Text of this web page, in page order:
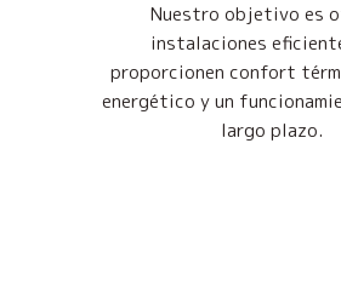
Nuestro objetivo es
instalaciones
proporcionen confort
energético y un
largo plazo.